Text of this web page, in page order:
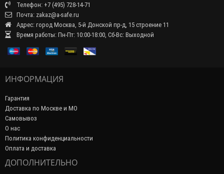
Телефон: +7 (495) 728-14-71
Почта: zakaz@a-safe.ru
Адрес: город Москва, 5-й Донской пр-д, 15 строение 11
Время работы: Пн-Пт: 10:00-18:00, Сб-Вс: Выходной
ИНФОРМАЦИЯ
Гарантия
Доставка по Москве и МО
Самовывоз
О нас
Политика конфиденциальности
Оплата и доставка
ДОПОЛНИТЕЛЬНО